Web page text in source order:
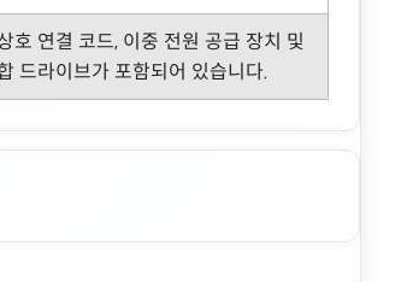
연결 코드, 이중 전원 공급 장치 및
드라이브가 포함되어 있습니다.